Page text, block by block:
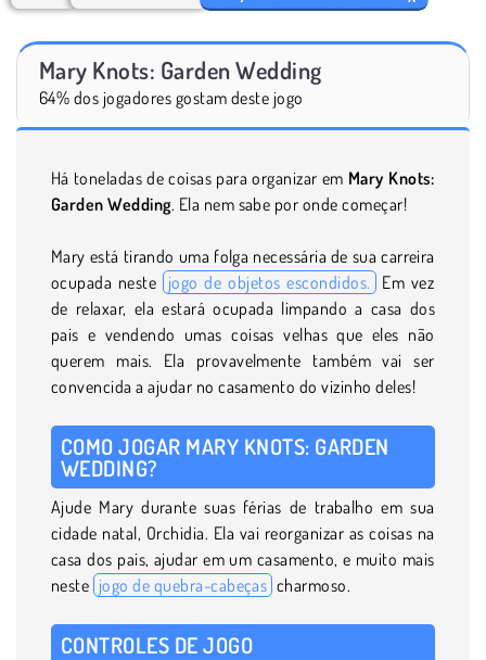
Mary Knots: Garden Wedding
64% dos jogadores gostam deste jogo
Há toneladas de coisas para organizar em Mary Knots:
Garden Wedding. Ela nem sabe por onde começar!
Mary está tirando uma folga necessária de sua carreira
ocupada neste jogo de objetos escondidos. Em vez
de relaxar, ela estará ocupada limpando a casa dos
pais e vendendo umas coisas velhas que eles não
querem mais. Ela provavelmente também vai ser
convencida a ajudar no casamento do vizinho deles!
COMO JOGAR MARY KNOTS: GARDEN
WEDDING?
Ajude Mary durante suas férias de trabalho em sua
cidade natal, Orchidia. Ela vai reorganizar as coisas na
casa dos pais, ajudar em um casamento, e muito mais
neste jogo de quebra-cabeças charmoso.
CONTROLES DE JOGO